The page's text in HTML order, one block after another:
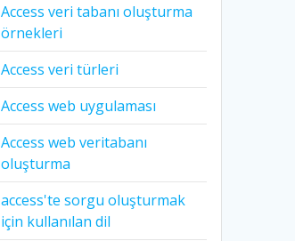
Access veri tabanı oluşturma
örnekleri
Access veri türleri
Access web uygulaması
Access web veritabanı
oluşturma
access'te sorgu oluşturmak
için kullanılan dil